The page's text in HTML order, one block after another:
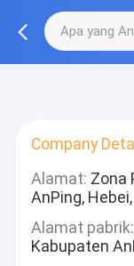
Company
Alamat: Zona
AnPing,
Alamat
Kabupaten